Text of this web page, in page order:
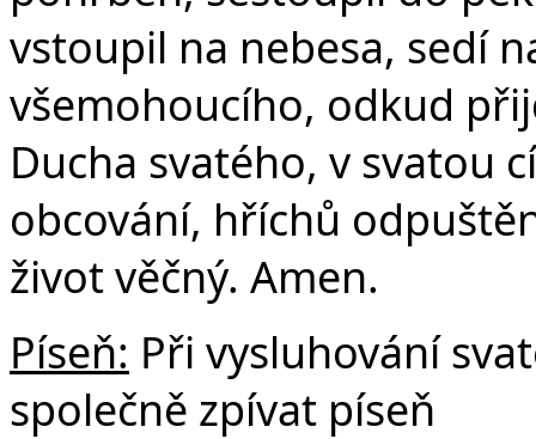
vstoupil na nebesa, sedí
všemohoucího, odkud
Ducha svatého, v svatou
obcování, hříchů
život věčný. Amen.
Píseň: Při vysluhování
společně zpívat píseň